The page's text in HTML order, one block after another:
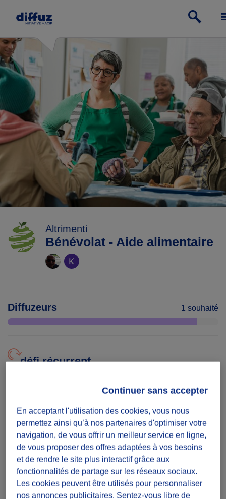
Altrimenti
Bénévolat - Aide alimentaire
Diffuzeurs 1 souhaité
défi récurrent
Du 20/06/26
au 20/06/27
Présence
1 jour(s) par semaine
Mardi, Mercredi, Jeudi, Vendredi
En acceptant l'utilisation des cookies, vous nous
permettez ainsi qu’à nos partenaires d'optimiser votre
navigation, de vous offrir un meilleur service en ligne,
de vous proposer des offres adaptées à vos besoins
et de rendre le site plus interactif grâce aux
fonctionnalités de partage sur les réseaux sociaux.
Les cookies peuvent être utilisés pour personnaliser
nos annonces publicitaires. Sentez-vous libre de
Continuer sans accepter